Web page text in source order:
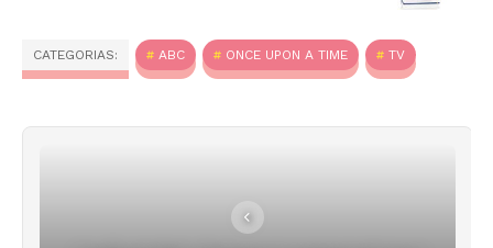
CATEGORIAS: ABC ONCE UPON A TIME TV